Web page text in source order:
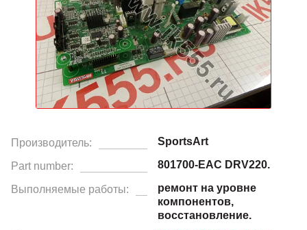
Производитель: SportsArt
Part number: 801700-EAC DRV220.
Выполняемые работы:
ремонт на уровне
компонентов,
восстановление.